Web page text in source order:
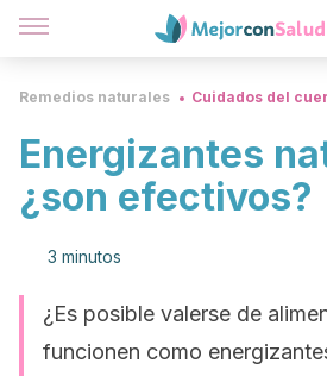
Remedios naturales Cuidados del
Energizantes
¿son efectivos?
3 minutos
¿Es posible valerse de
funcionen como